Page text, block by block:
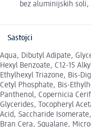
bez aluminijskih soli,
Sastojci
Aqua, Dibutyl Adipate,
Hexyl Benzoate, C12-15
Ethylhexyl Triazone, Bis-
Cetyl Phosphate, Bis-
Panthenol, Copernicia
Glycerides, Tocopheryl
Acid, Saccharide
Bran Cera, Squalane,